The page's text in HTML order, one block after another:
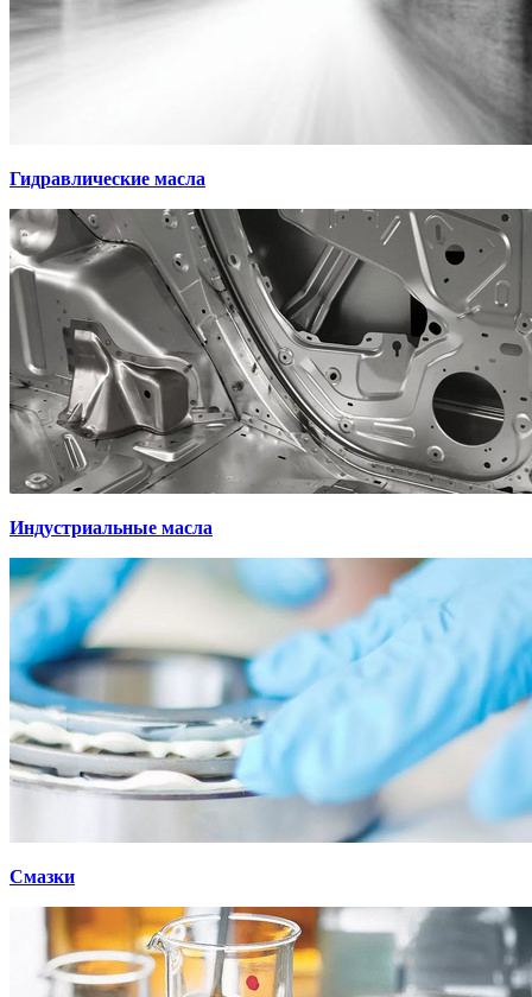
Гидравлические масла
Индустриальные масла
Смазки